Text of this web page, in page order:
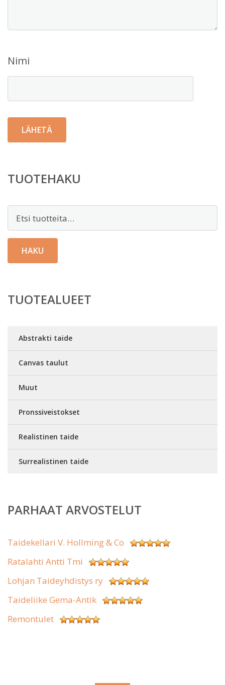
Nimi
TUOTEHAKU
HAKU
TUOTEALUEET
Abstrakti taide
Canvas taulut
Muut
Pronssiveistokset
Realistinen taide
Surrealistinen taide
PARHAAT ARVOSTELUT
Taidekellari V. Hollming & Co
Ratalahti Antti Tmi
Lohjan Taideyhdistys ry
Taideliike Gema-Antik
Remontulet